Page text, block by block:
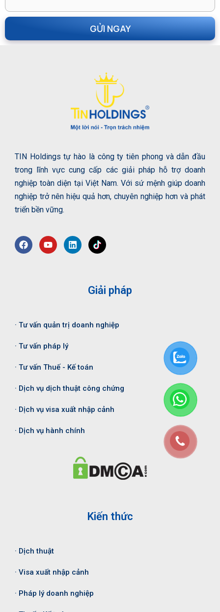
TIN Holdings tự hào là công ty tiên phong và dẫn đầu
trong lĩnh vực cung cấp các giải pháp hỗ trợ doanh
nghiệp toàn diện tại Việt Nam. Với sứ mệnh giúp doanh
nghiệp trở nên hiệu quả hơn, chuyên nghiệp hơn và phát
triển bền vững.
Giải pháp
· Tư vấn quản trị doanh nghiệp
· Tư vấn pháp lý
· Tư vấn Thuế - Kế toán
· Dịch vụ dịch thuật công chứng
· Dịch vụ visa xuất nhập cảnh
· Dịch vụ hành chính
Kiến thức
· Dịch thuật
· Visa xuất nhập cảnh
· Pháp lý doanh nghiệp